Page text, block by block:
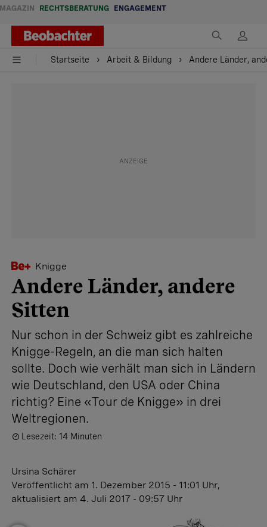
MAGAZIN RECHTSBERATUNG ENGAGEMENT
Startseite Arbeit & Bildung Andere Länder,
Knigge
Andere Länder, andere
Sitten
Nur schon in der Schweiz gibt es zahlreiche
Knigge-Regeln, an die man sich halten
sollte. Doch wie verhält man sich in Ländern
wie Deutschland, den USA oder China
richtig? Eine «Tour de Knigge» in drei
Weltregionen.
Lesezeit: 14 Minuten
Ursina Schärer
Veröffentlicht am 1. Dezember 2015 - 11:01 Uhr,
aktualisiert am 4. Juli 2017 - 09:57 Uhr